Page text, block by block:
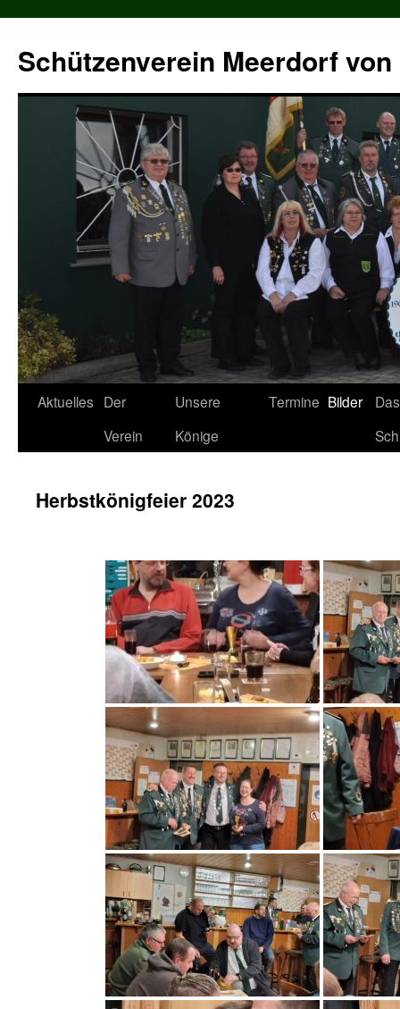
springen
Schützenverein Meerdorf von
Aktuelles Der
Verein
Unsere
Könige
Termine Bilder
Das
Herbstkönigfeier 2023